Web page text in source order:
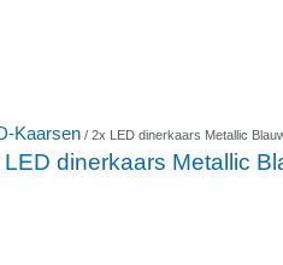
Kaarsen / 2x LED dinerkaars Metallic
LED dinerkaars Metallic